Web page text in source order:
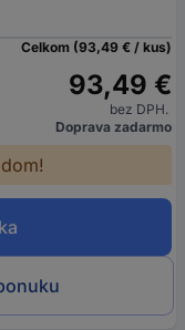
Celkom (93,49 € / kus)
93,49 €
bez DPH.
Doprava zadarmo